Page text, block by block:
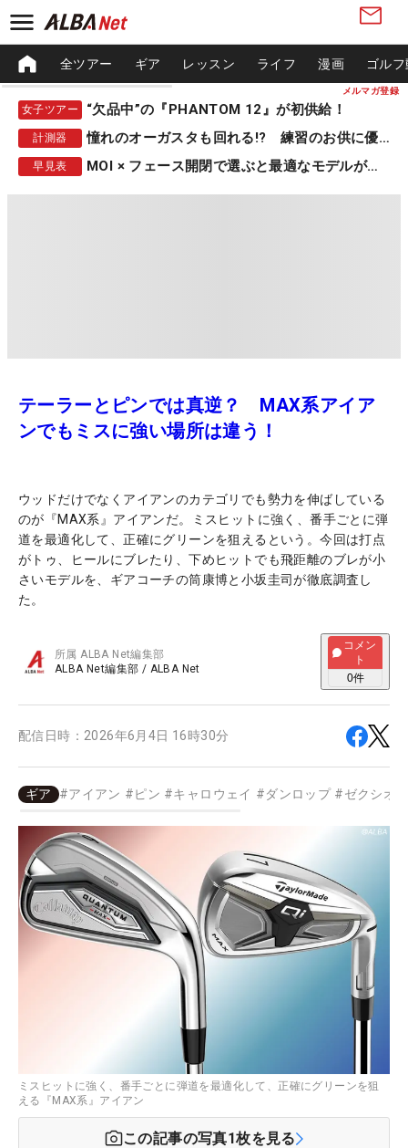
メルマガ登録
全ツアー ギア レッスン ライフ 漫画 ゴル
女子ツアー “欠品中”の『PHANTOM 12』が初供給！
計測器 憧れのオーガスタも回れる!? 練習のお供に優秀な一品
早見表 MOI × フェース開閉で選ぶと最適なモデルが見つかる
テーラーとピンでは真逆？ MAX系アイア
ンでもミスに強い場所は違う！
ウッドだけでなくアイアンのカテゴリでも勢力を伸ばしている
のが『MAX系』アイアンだ。ミスヒットに強く、番手ごとに弾
道を最適化して、正確にグリーンを狙えるという。今回は打点
がトゥ、ヒールにブレたり、下めヒットでも飛距離のブレが小
さいモデルを、ギアコーチの筒康博と小坂圭司が徹底調査し
た。
所属ALBA Net編集部
ALBA Net編集部 / ALBA Net
コメン
ト
0件
配信日時： 2026年6月4日 16時30分
ギア #アイアン #ピン #キャロウェイ #ダンロップ #ゼクシオ
ミスヒットに強く、番手ごとに弾道を最適化して、正確にグリーンを狙
える『MAX系』アイアン
この記事の写真1枚を見る